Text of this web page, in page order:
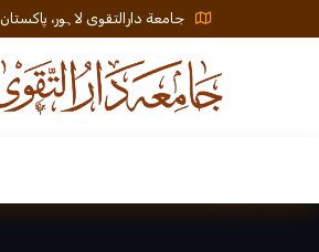
جامعة دارالتقوی لاہور، پاکستان